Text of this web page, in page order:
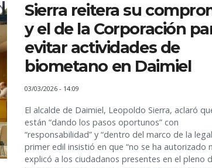
Sierra reitera su
y el de la Corporación
evitar actividades de
biometano en Daimiel
03/03/2026 - 14:09
El alcalde de Daimiel, Leopoldo Sierra, aclaró
están “dando los pasos oportunos” con
“responsabilidad” y “dentro del marco de la
primer edil insistió en que “no se ha autorizado
explicó a los ciudadanos presentes en el pleno